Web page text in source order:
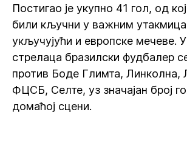
Постигао је укупно 41 гол, од
били кључни у важним
укључујући и европске мечеве.
стрелаца бразилски фудбалер
против Боде Глимта, Линколна,
ФЦСБ, Селте, уз значајан број
домаћој сцени.